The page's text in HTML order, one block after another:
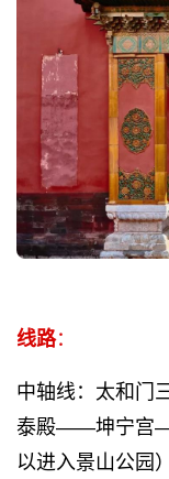
线路：
中轴线：太和
泰殿——坤宁宫
以进入景山公园）